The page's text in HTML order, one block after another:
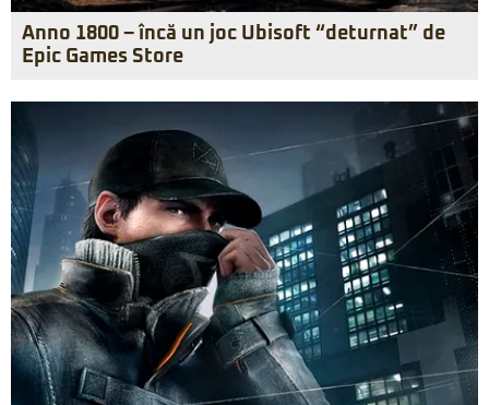
Anno 1800 – încă un joc Ubisoft “deturnat” de
Epic Games Store